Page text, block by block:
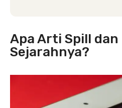
Apa Arti Spill dan
Sejarahnya?